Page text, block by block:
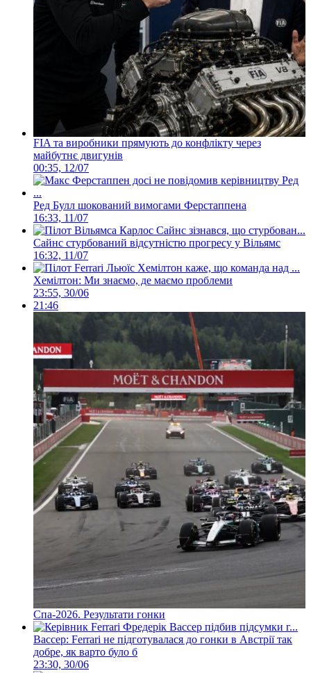
FIA та виробники прямують до конфлікту через
майбутнє двигунів
00:35, 12/07
Ред Булл шокований вимогами Ферстаппена
16:33, 11/07
Сайнс стурбований відсутністю прогресу у Вільямс
16:32, 11/07
Хемілтон: Ми знаємо, де маємо проблеми
23:55, 30/06
21:46
Спа-2026. Результати гонки
Вассер: Ferrari не підготувалася до гонки в Австрії так
добре, як варто було б
23:30, 30/06